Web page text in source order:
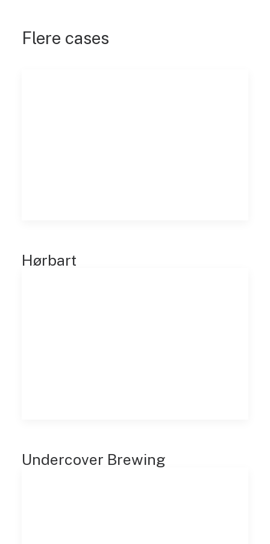
Flere cases
Hørbart
Undercover Brewing